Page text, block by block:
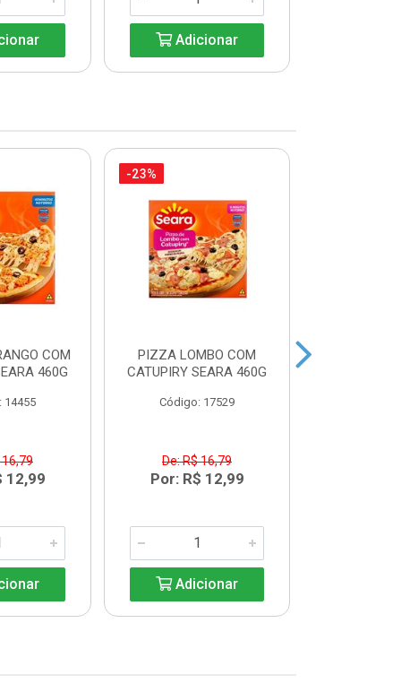
Adicionar
COM
460G
14455
16,79
12,99
-23%
PIZZA LOMBO COM
CATUPIRY SEARA 460G
Código: 17529
De: R$ 16,79
Por: R$ 12,99
Adicionar